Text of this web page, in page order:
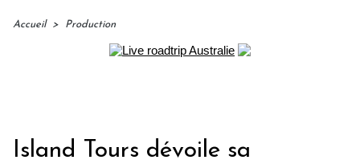
Accueil > Production
Island Tours dévoile sa